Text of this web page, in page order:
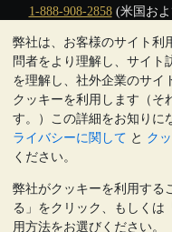
弊社は、お客様のサイト利
問者をより理解し、サイト
を理解し、社外企業のサイ
クッキーを利用します（そ
す。）この詳細をお知りに
ライバシーに関して と ク
ください。
弊社がクッキーを利用する
る」をクリック、もしくは
用方法をお選びください。
1-888-908-2858(米国およ
クリックして通話
営業時間:
9:00～20:30 (英国), 月曜
17:00～2:30（日本時間
Galmarley Ltd T/A
3 Shortlands (7th Floor)
London
W6 8DA
United Kingdom